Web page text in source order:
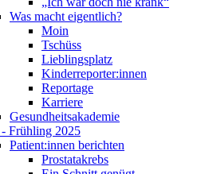
Was macht eigentlich?
Moin
Tschüss
Lieblingsplatz
Kinderreporter:innen
Reportage
Karriere
Gesundheitsakademie
Frühling 2025
Patient:innen berichten
Prostatakrebs